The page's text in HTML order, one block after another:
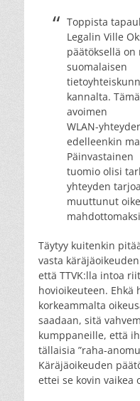
Toppista
Legalin Ville
päätöksellä
suomalaisen
kannalta.
avoimen
WLAN-
edelleenkin
Päinvastainen
tuomio olisi
yhteyden
muuttunut
Täytyy kuitenkin
vasta
että TTVK:lla intoa
hovioikeuteen. Ehkä
korkeammalta
saadaan, sitä
kumppaneille, että
tällaisia ”raha-
Käräjäoikeuden
ettei se kovin vaikea